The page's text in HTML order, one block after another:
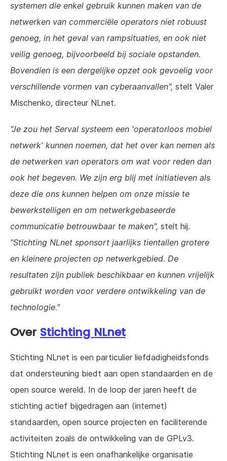
systemen die enkel gebruik kunnen maken van de
netwerken van commerciële operators niet robuust
genoeg, in het geval van rampsituaties, en ook niet
veilig genoeg, bijvoorbeeld bij sociale opstanden.
Bovendien is een dergelijke opzet ook gevoelig voor
verschillende vormen van cyberaanvallen", stelt Valer
Mischenko, directeur NLnet.
"Je zou het Serval systeem een 'operatorloos mobiel
netwerk' kunnen noemen, dat het over kan nemen als
de netwerken van operators om wat voor reden dan
ook het begeven. We zijn erg blij met initiatieven als
deze die ons kunnen helpen om onze missie te
bewerkstelligen en om netwerkgebaseerde
communicatie betrouwbaar te maken", stelt hij.
"Stichting NLnet sponsort jaarlijks tientallen grotere
en kleinere projecten op netwerkgebied. De
resultaten zijn publiek beschikbaar en kunnen vrijelijk
gebruikt worden voor verdere ontwikkeling van de
technologie."
Over Stichting NLnet
Stichting NLnet is een particulier liefdadigheidsfonds
dat ondersteuning biedt aan open standaarden en de
open source wereld. In de loop der jaren heeft de
stichting actief bijgedragen aan (internet)
standaarden, open source projecten en faciliterende
activiteiten zoals de ontwikkeling van de GPLv3.
Stichting NLnet is een onafhankelijke organisatie